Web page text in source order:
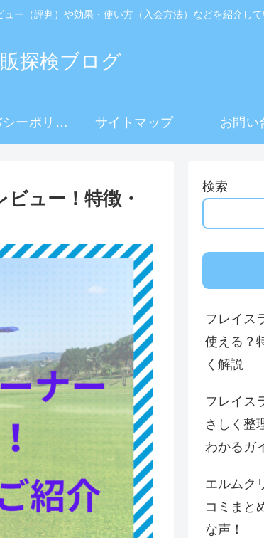
ー（評判）や効果・使い方（入会方法）などを紹介して
探検ブログ
ーポリシ サイトマップ お問い
ュー！特徴・
検索
フレイス
使える？
く解説
フレイス
さしく整
わかるガ
エルムク
コミまと
な声！